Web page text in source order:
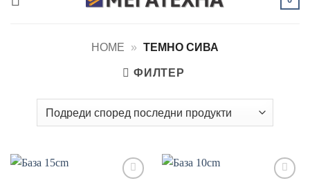
HOME » ТЕМНО СИВА
ФИЛТЕР